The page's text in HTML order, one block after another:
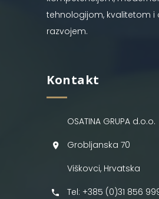
tehnologijom, kvalitetom i
razvojem.
Kontakt
OSATINA GRUPA d.o.o.
Grobljanska 70
Viškovci, Hrvatska
Tel: +385 (0)31 856